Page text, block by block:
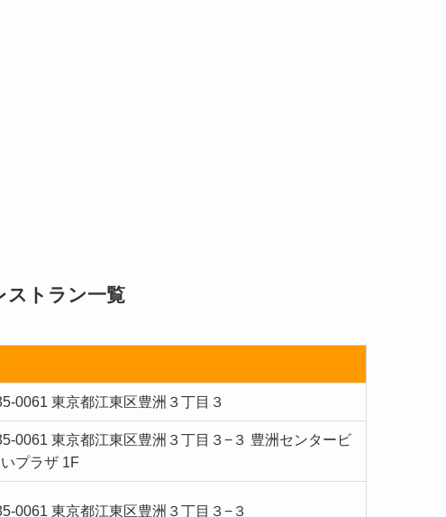
ストラン一覧
0061 東京都江東区豊洲３丁目３
0061 東京都江東区豊洲３丁目３−３ 豊洲センタービ
プラザ 1F
0061 東京都江東区豊洲３丁目３−３